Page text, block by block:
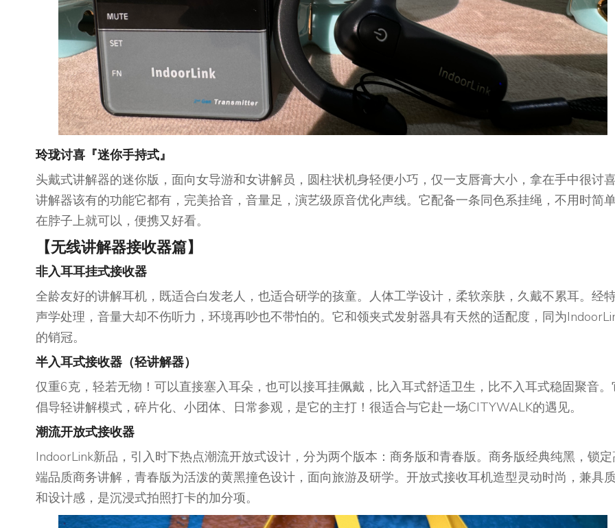
玲珑讨喜 『迷你手持式』
头戴式讲解器的迷你版，面向女导游和女讲解员，圆柱状机身轻便小巧，仅一支唇膏大小，拿在手中很讨喜
讲解器该有的功能它都有，完美拾音，音量足，演艺级原音优化声线。它配备一条同色系挂绳，不用时简
在脖子上就可以，便携又好看。
【无线讲解器接收器篇】
非入耳耳挂式接收器
全龄友好的讲解耳机，既适合白发老人，也适合研学的孩童。人体工学设计，柔软亲肤，久戴不累耳。经
声学处理，音量大却不伤听力，环境再吵也不带怕的。它和领夹式发射器具有天然的适配度，同为
的销冠。
半入耳式接收器（轻讲解器）
仅重6克，轻若无物！可以直接塞入耳朵，也可以接耳挂佩戴，比入耳式舒适卫生，比不入耳式稳固聚音。
倡导轻讲解模式，碎片化、小团体、日常参观，是它的主打！很适合与它赴一场CITYWALK的遇见。
潮流开放式接收器
IndoorLink新品，引入时下热点潮流开放式设计，分为两个版本：商务版和青春版。商务版经典纯黑，锁定
端品质商务讲解，青春版为活泼的黄黑撞色设计，面向旅游及研学。开放式接收耳机造型灵动时尚，兼具
和设计感，是沉浸式拍照打卡的加分项。